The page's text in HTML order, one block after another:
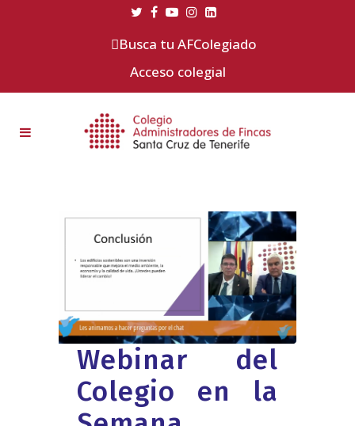
Busca tu AFColegiado
Acceso colegial
Webinar del
Colegio en la